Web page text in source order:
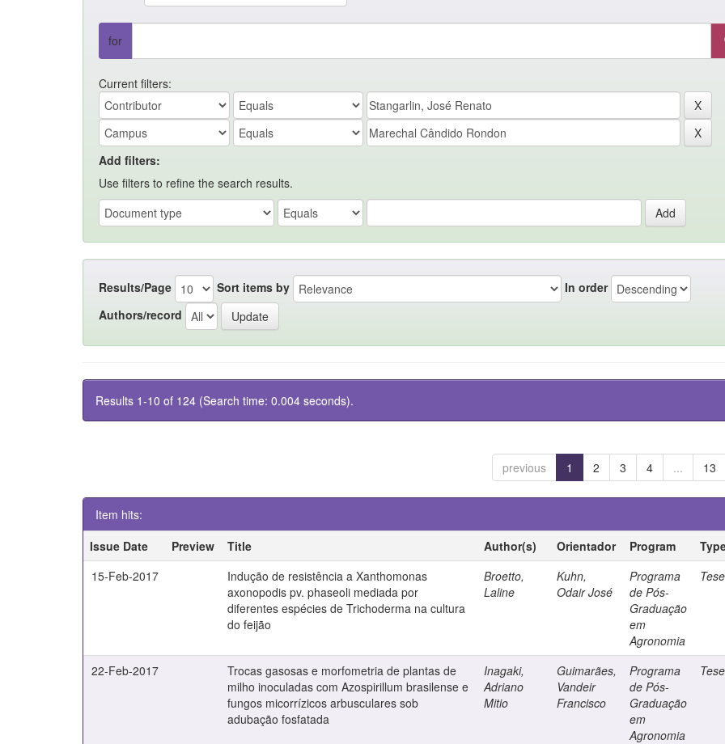
for
Current filters:
Add filters:
Use filters to refine the search results.
Results/Page Sort items by
In order
Authors/record
Results 1-10 of 124 (Search time: 0.004 seconds).
previous 1 2 3 4 ... 13
Item hits:
Issue Date
Preview Title Author(s) Orientador Program
15-Feb-2017
Indução de resistência a Xanthomonas
axonopodis pv. phaseoli mediada por
diferentes espécies de Trichoderma na cultura
do feijão
Broetto,
Laline
Kuhn,
Odair José
Programa
de Pós-
Graduação
em
Agronomia
Tese
22-Feb-2017
Trocas gasosas e morfometria de plantas de
milho inoculadas com Azospirillum brasilense e
fungos micorrízicos arbusculares sob
adubação fosfatada
Inagaki,
Adriano
Mitio
Guimarães,
Vandeir
Francisco
Programa
de Pós-
Graduação
em
Agronomia
Tese